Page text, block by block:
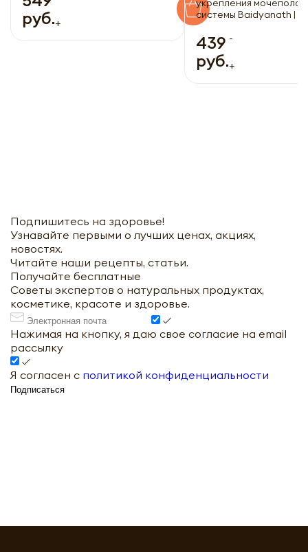
руб.+
укрепления
системы Baidyanath |
80таб
439
руб.
-
+
Подпишитесь на здоровье!
Узнавайте первыми о лучших ценах, акциях,
новостях.
Читайте наши рецепты, статьи.
Получайте бесплатные
Советы экспертов о натуральных продуктах,
косметике, красоте и здоровье.
Нажимая на кнопку, я даю свое согласие на email
рассылку
Я согласен с политикой конфиденциальности
Подписаться